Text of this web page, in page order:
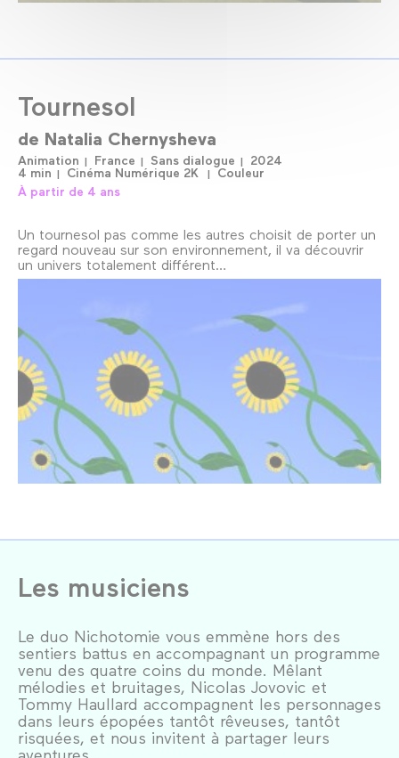
Tournesol
de Natalia Chernysheva
Animation France Sans dialogue
2024
4 min
Cinéma Numérique 2K
Couleur
À partir de 4 ans
Un tournesol pas comme les autres choisit de porter un
regard nouveau sur son environnement, il va découvrir
un univers totalement différent…
Les musiciens
Le duo Nichotomie vous emmène hors des
sentiers battus en accompagnant un programme
venu des quatre coins du monde. Mêlant
mélodies et bruitages, Nicolas Jovovic et
Tommy Haullard accompagnent les personnages
dans leurs épopées tantôt rêveuses, tantôt
risquées, et nous invitent à partager leurs